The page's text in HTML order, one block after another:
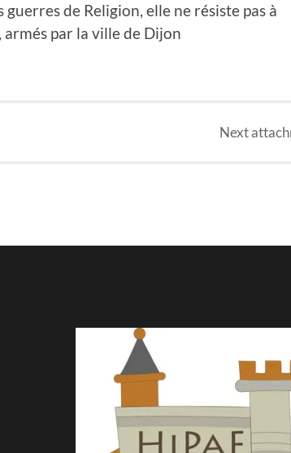
de Religion, elle ne résiste pas à
armés par la ville de Dijon
Next